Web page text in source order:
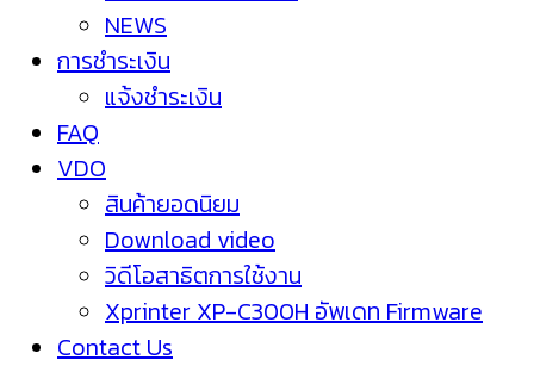
NEWS
การชำระเงิน
แจ้งชำระเงิน
FAQ
VDO
สินค้ายอดนิยม
Download video
วิดีโอสาธิตการใช้งาน
Xprinter XP-C300H อัพเดท Firmware
Contact Us